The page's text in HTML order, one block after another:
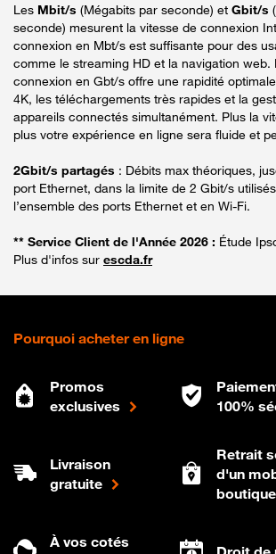
Les Mbit/s (Mégabits par seconde) et Gbit/s
seconde) mesurent la vitesse de connexion
connexion en Mbt/s est suffisante pour des
comme le streaming HD et la navigation web.
connexion en Gbt/s offre une rapidité
4K, les téléchargements très rapides et la
appareils connectés simultanément. Plus la
plus votre expérience en ligne sera fluide et
2Gbit/s partagés : Débits max théoriques,
port Ethernet, dans la limite de 2 Gbit/s
l’ensemble des ports Ethernet et en Wi-Fi.
** Service Client de l'Année 2026 : Étude
Plus d'infos sur escda.fr
Pourquoi acheter en ligne
Promos
exclusives
100%
Livraison
gratuite
Retrait
d'un
boutique
À vos cotés